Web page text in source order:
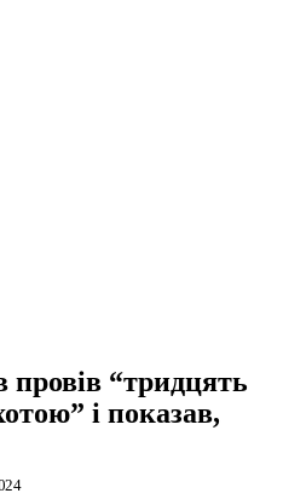
“тридцять
і показав,